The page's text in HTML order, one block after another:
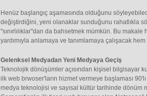
Henüz başlangıç aşamasında olduğunu
değiştirdiğini, yeni olanaklar sunduğunu rahatlıkla
"sınırlılıklar"dan da bahsetmek mümkün. Bu
yardımıyla anlamaya ve tanımlamaya çalışacak
Gelenksel Medyadan Yeni Medyaya Geçiş
Teknolojik dönüşümler açısından kişisel bilgisayar
ilk web brwoser'ların hizmet vermeye başlaması
medya teknolojisi ve sayısal kültür tarihinde dönüm